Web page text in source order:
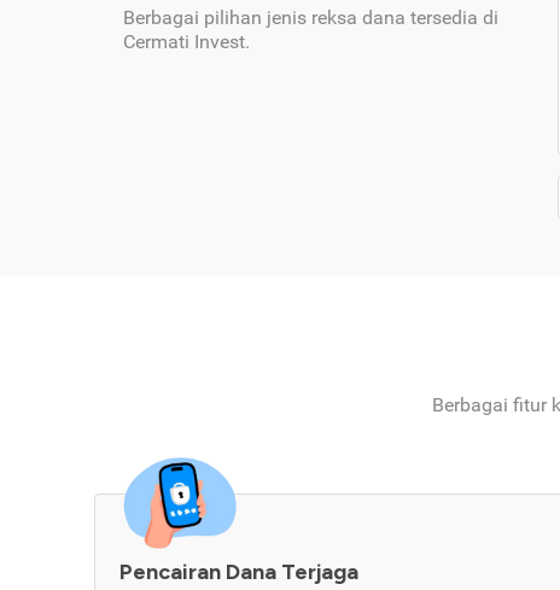
Berbagai pilihan jenis reksa dana tersedia di
Cermati Invest.
Berbagai fitur
Pencairan Dana Terjaga